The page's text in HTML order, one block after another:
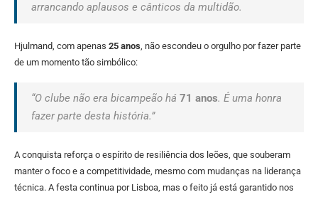
arrancando aplausos e cânticos da multidão.
Hjulmand, com apenas 25 anos , não escondeu o orgulho por fazer parte
de um momento tão simbólico:
“O clube não era bicampeão há 71 anos. É uma honra
fazer parte desta história.”
A conquista reforça o espírito de resiliência dos leões, que souberam
manter o foco e a competitividade, mesmo com mudanças na liderança
técnica. A festa continua por Lisboa, mas o feito já está garantido nos